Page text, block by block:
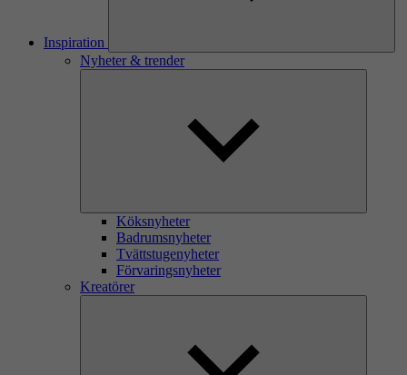
Inspiration
Nyheter & trender
Köksnyheter
Badrumsnyheter
Tvättstugenyheter
Förvaringsnyheter
Kreatörer